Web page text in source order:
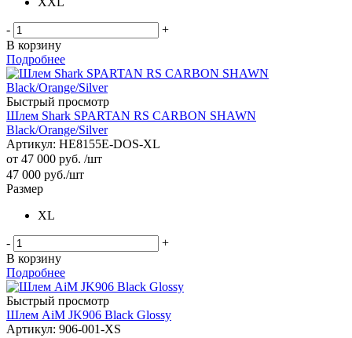
-
+
В корзину
Подробнее
Быстрый просмотр
Шлем Shark SPARTAN RS CARBON SHAWN
Black/Orange/Silver
Артикул: HE8155E-DOS-XL
от 47 000 руб. /шт
47 000 руб./шт
Размер
XL
-
+
В корзину
Подробнее
Быстрый просмотр
Шлем AiM JK906 Black Glossy
Артикул: 906-001-XS